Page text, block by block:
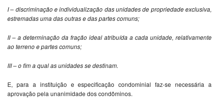
I – discriminação e individualização das unidades de propriedade exclusiva,
estremadas uma das outras e das partes comuns;
II – a determinação da fração ideal atribuída a cada unidade, relativamente
ao terreno e partes comuns;
III – o fim a qual as unidades se destinam.
E, para a instituição e especificação condominial faz-se necessária a
aprovação pela unanimidade dos condôminos.